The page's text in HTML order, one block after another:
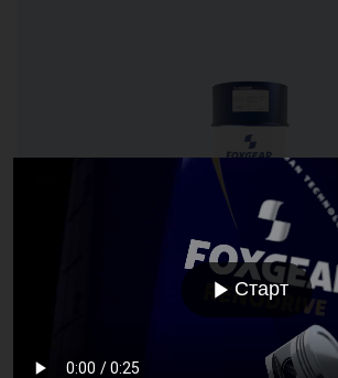
RENOFLUID AW 22
Высококачественное гидравлическое и
Старт